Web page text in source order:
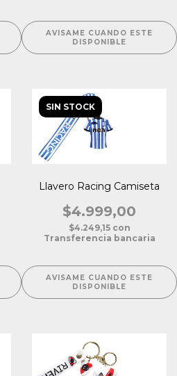
AVISAME CUANDO ESTE
DISPONIBLE
SIN STOCK
Llavero Racing Camiseta
$4.999,00
$4.249,15 con
Transferencia bancaria
AVISAME CUANDO ESTE
DISPONIBLE